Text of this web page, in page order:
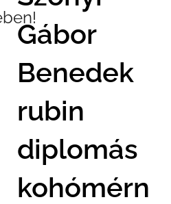
Gábor
Benedek
rubin
diplomás
kohómérn